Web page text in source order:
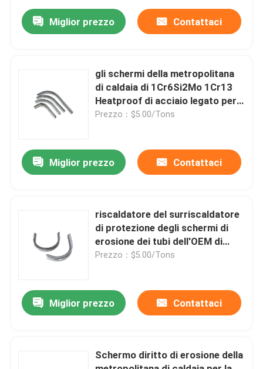
Casa
Contatti
Parti della fornace della caldaia
Parti della caldaia del carbone
piatto di acciaio al carbonio
Tubo d'acciaio senza cuciture
Tubo ad alta pressione della caldaia
Miglior prezzo Contattaci
gli schermi della metropolitana
di caldaia di 1Cr6Si2Mo 1Cr13
Heatproof di acciaio legato per il
tubo dell'economizzatore
Prezzo：$5.00/Tons
Miglior prezzo Contattaci
riscaldatore del surriscaldatore
di protezione degli schermi di
erosione dei tubi dell'OEM di
1Cr18Ni9Ti Cr25Ni20
Prezzo：$5.00/Tons
Miglior prezzo Contattaci
Schermo diritto di erosione della